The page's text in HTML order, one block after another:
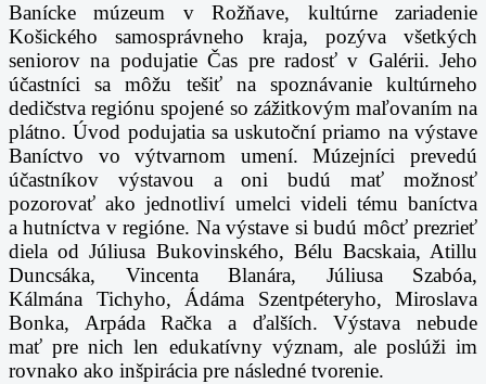
Banícke múzeum v Rožňave, kultúrne zariadenie
Košického samosprávneho kraja, pozýva všetkých
seniorov na podujatie Čas pre radosť v Galérii. Jeho
účastníci sa môžu tešiť na spoznávanie kultúrneho
dedičstva regiónu spojené so zážitkovým maľovaním na
plátno.Úvod podujatia sa uskutoční priamo na výstave
Baníctvo vo výtvarnom umení. Múzejníci prevedú
účastníkov výstavou a oni budú mať možnosť
pozorovať ako jednotliví umelci videli tému baníctva
a hutníctva v regióne. Na výstave si budú môcť prezrieť
diela od Júliusa Bukovinského, Bélu Bacskaia, Atillu
Duncsáka, Vincenta Blanára, Júliusa Szabóa,
Kálmána Tichyho, Ádáma Szentpéteryho, Miroslava
Bonka, Arpáda Račka a ďalších. Výstava nebude
maťpre nich len edukatívny význam, ale poslúži im
rovnako ako inšpirácia pre následné tvorenie.